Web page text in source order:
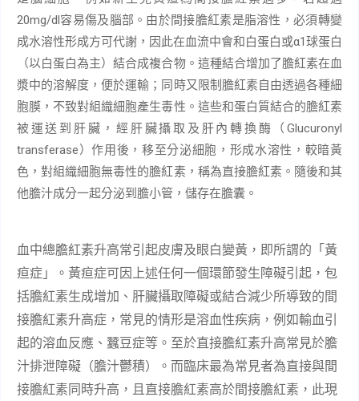
20mg/dl容易傷及腦部。由於間接膽紅素是脂溶性，必須轉變
成水溶性形成方可代謝，因此在血流中會和白蛋白或α1球蛋白
（以白蛋白為主）結合成複合物。這種結合增加了膽紅素在血
漿中的溶解度，便於運輸；同時又限制膽紅素自由透過各種細
胞膜，不致對組織細胞產生毒性。這些和蛋白質結合的膽紅素
被運送到肝臟，經肝臟攝取及肝內轉換酶（ Glucuronyl
transferase ）作用後，移至分泌細胞，形成水溶性，較暗黃
色，對組織細胞無毒性的膽紅素，稱為直接膽紅素。隨後和其
他膽汁成分一起分泌到膽小管，儲存在膽囊。
血中總膽紅素升高常引起皮膚及眼白變黃，即所謂的「黃
疸症」。黃疸症可因上述任何一個環節發生障礙引起，包
括膽紅素生成增加、肝臟攝取障礙或結合減少所導致的間
接膽紅素升高症，常見的情形是溶血性疾病，例如輸血引
起的溶血反應、蠶豆症等。至於直接膽紅素升高常見於膽
汁排泄障礙（膽汁鬱積）。而臨床最為常見者為直接與間
接膽紅素同時升高，且直接膽紅素高於間接膽紅素，此現